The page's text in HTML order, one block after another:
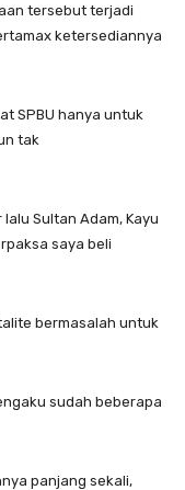
tersebut terjadi
ketersediannya
SPBU hanya untuk
tak
lalu Sultan Adam, Kayu
saya beli
bermasalah untuk
sudah beberapa
panjang sekali,